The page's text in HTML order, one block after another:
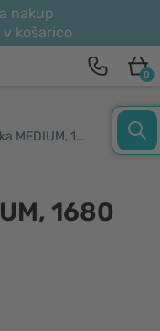
nakup
v košarico
0
Zobna ščetka MEDIUM, 1680 vlaken - mint
1680